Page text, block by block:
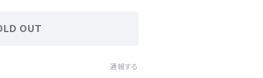
OUT
通報する